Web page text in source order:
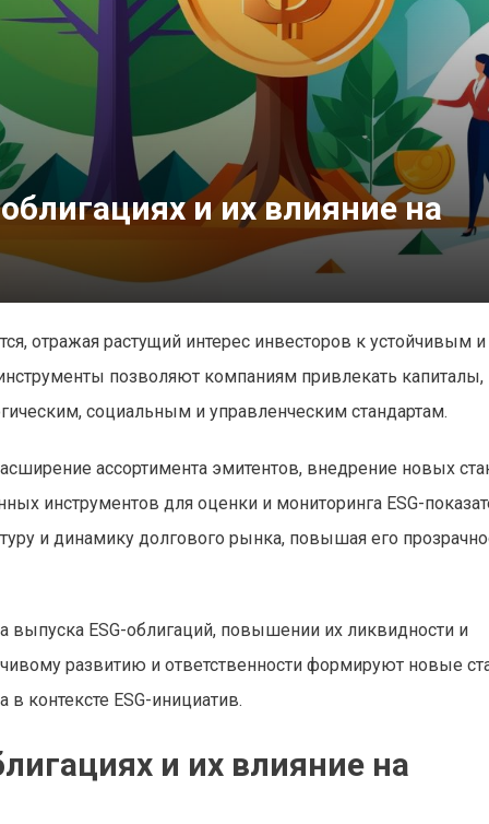
и их влияние на
отражая растущий интерес инвесторов к устойчивым и
позволяют компаниям привлекать капиталы,
социальным и управленческим стандартам.
ассортимента эмитентов, внедрение новых
инструментов для оценки и мониторинга ESG-
и динамику долгового рынка, повышая его
выпуска ESG-облигаций, повышении их ликвидности и
развитию и ответственности формируют новые
контексте ESG-инициатив.
и их влияние на